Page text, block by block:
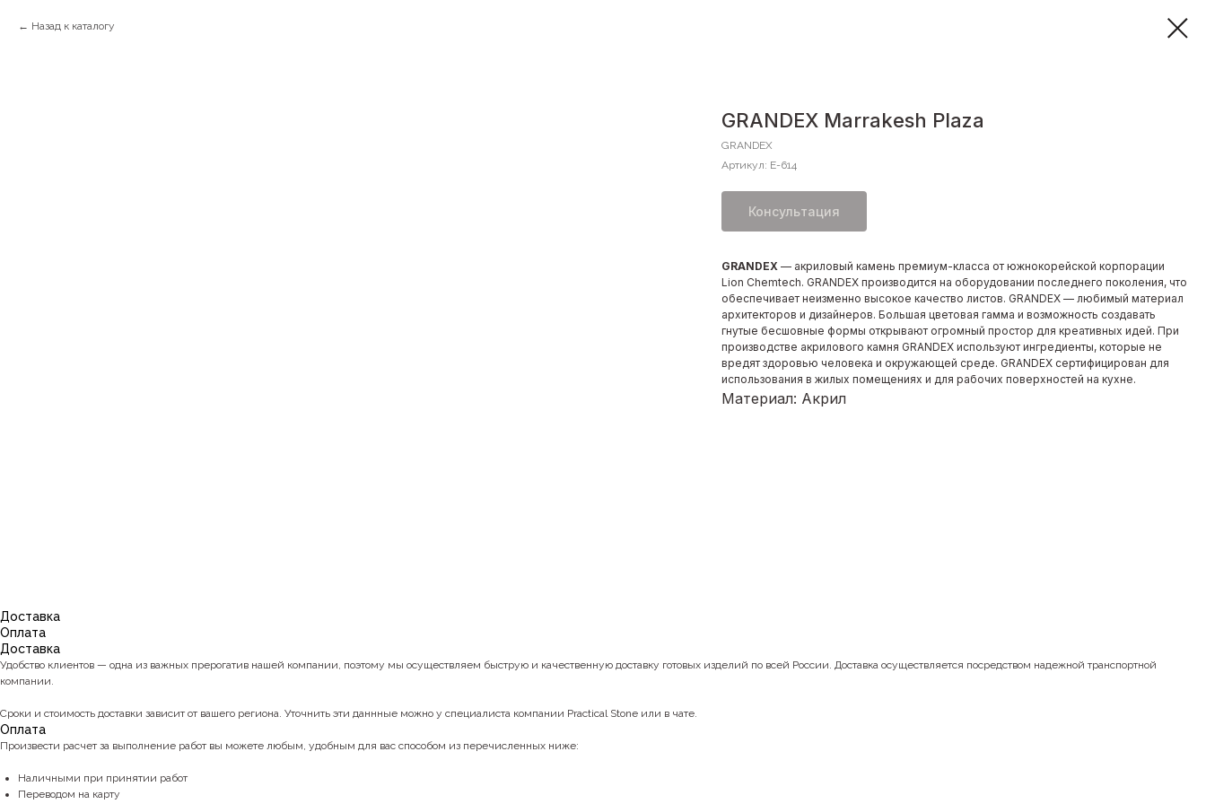
Назад к каталогу
GRANDEX Marrakesh Plaza
GRANDEX
Артикул: E-614
Консультация
GRANDEX — акриловый камень премиум-класса от южнокорейской корпорации
Lion Chemtech. GRANDEX производится на оборудовании последнего поколения, что
обеспечивает неизменно высокое качество листов. GRANDEX — любимый материал
архитекторов и дизайнеров. Большая цветовая гамма и возможность создавать
гнутые бесшовные формы открывают огромный простор для креативных идей. При
производстве акрилового камня GRANDEX используют ингредиенты, которые не
вредят здоровью человека и окружающей среде. GRANDEX сертифицирован для
использования в жилых помещениях и для рабочих поверхностей на кухне.
Материал: Акрил
Доставка
Оплата
Доставка
Удобство клиентов — одна из важных прерогатив нашей компании, поэтому мы осуществляем быструю и качественную доставку готовых изделий по всей России. Доставка осуществляется посредством надежной транспортной
компании.
Сроки и стоимость доставки зависит от вашего региона. Уточнить эти даннные можно у специалиста компании Practical Stone или в чате.
Оплата
Произвести расчет за выполнение работ вы можете любым, удобным для вас способом из перечисленных ниже:
Наличными при принятии работ
Переводом на карту